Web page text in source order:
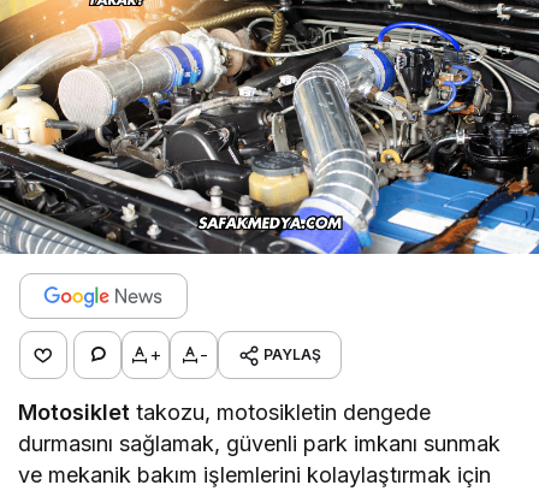
+ - PAYLAŞ
Motosiklet takozu, motosikletin dengede
durmasını sağlamak, güvenli park imkanı sunmak
ve mekanik bakım işlemlerini kolaylaştırmak için